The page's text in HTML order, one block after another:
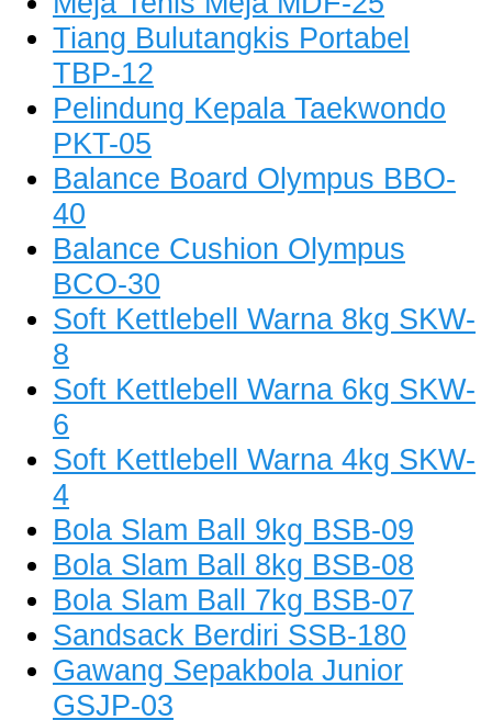
Tiang Bulutangkis Portabel
TBP-12
Pelindung Kepala Taekwondo
PKT-05
Balance Board Olympus BBO-
40
Balance Cushion Olympus
BCO-30
Soft Kettlebell Warna 8kg SKW-
8
Soft Kettlebell Warna 6kg SKW-
6
Soft Kettlebell Warna 4kg SKW-
4
Bola Slam Ball 9kg BSB-09
Bola Slam Ball 8kg BSB-08
Bola Slam Ball 7kg BSB-07
Sandsack Berdiri SSB-180
Gawang Sepakbola Junior
GSJP-03